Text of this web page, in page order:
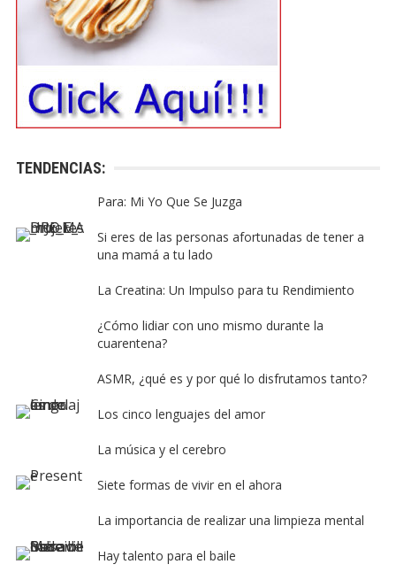
TENDENCIAS:
Para: Mi Yo Que Se Juzga
Si eres de las personas afortunadas de tener a
una mamá a tu lado
La Creatina: Un Impulso para tu Rendimiento
¿Cómo lidiar con uno mismo durante la
cuarentena?
ASMR, ¿qué es y por qué lo disfrutamos tanto?
Los cinco lenguajes del amor
La música y el cerebro
Siete formas de vivir en el ahora
La importancia de realizar una limpieza mental
Hay talento para el baile